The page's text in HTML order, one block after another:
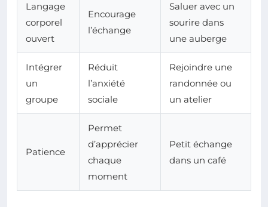
Langage
corporel
ouvert
Encourage
l’échange
Saluer avec un
sourire dans
une auberge
Intégrer
un
groupe
Réduit
l’anxiété
sociale
Rejoindre une
randonnée ou
un atelier
Patience
Permet
d’apprécier
chaque
moment
Petit échange
dans un café